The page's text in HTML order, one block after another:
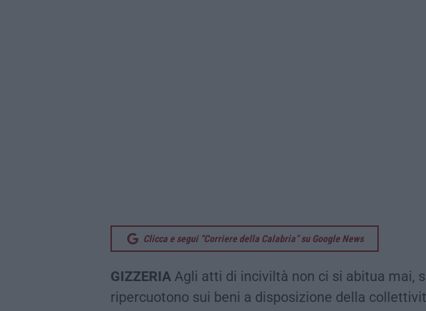
Clicca e segui “Corriere della Calabria” su Google News
GIZZERIA Agli atti di inciviltà non ci si abitua mai,
ripercuotono sui beni a disposizione della